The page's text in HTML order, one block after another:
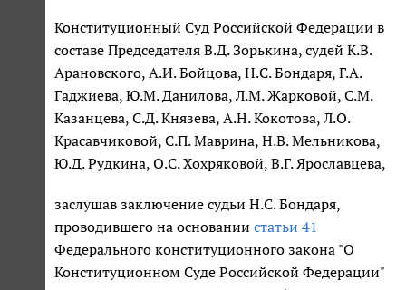
Конституционный Суд Российской Федерации в
составе Председателя В.Д. Зорькина, судей К.В.
Арановского, А.И. Бойцова, Н.С. Бондаря, Г.А.
Гаджиева, Ю.М. Данилова, Л.М. Жарковой, С.М.
Казанцева, С.Д. Князева, А.Н. Кокотова, Л.О.
Красавчиковой, С.П. Маврина, Н.В. Мельникова,
Ю.Д. Рудкина, О.С. Хохряковой, В.Г. Ярославцева,
заслушав заключение судьи Н.С. Бондаря,
проводившего на основании статьи 41
Федерального конституционного закона "О
Конституционном Суде Российской Федерации"